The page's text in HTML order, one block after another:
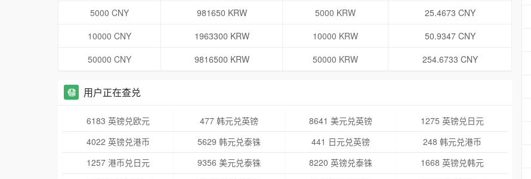
5000 CNY
981650 KRW 5000 KRW
25.4673 CNY
10000 CNY
1963300 KRW 10000 KRW
50.9347 CNY
50000 CNY
9816500 KRW 50000 KRW 254.6733 CNY
用户正在查兑
6183 英镑兑欧元 477 韩元兑英镑 8641 美元兑英镑
1275 英镑兑日元
4022 英镑兑港币
5629 韩元兑泰铢 441 日元兑英镑
248 韩元兑港币
1257 港币兑日元
9356 美元兑泰铢 8220 英镑兑泰铢
1668 英镑兑韩元